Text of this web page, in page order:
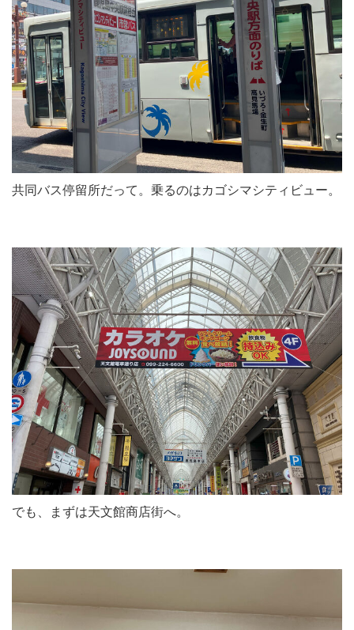
共同バス停留所だって。乗るのはカゴシマシティビュー。
でも、まずは天文館商店街へ。